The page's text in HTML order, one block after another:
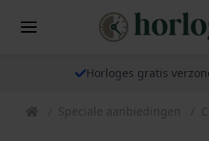
Horloges gratis
Speciale aanbiedingen